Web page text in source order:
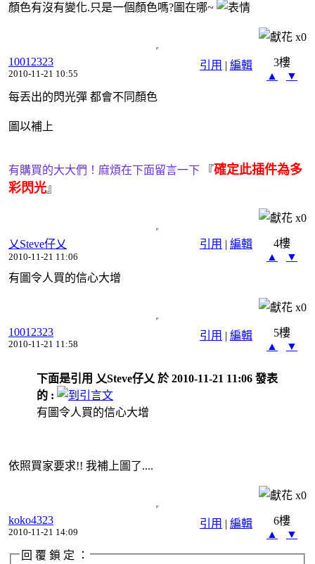
顏色有沒有變化.只是一個顏色嗎?圖在哪~
x0
引用 | 編輯
10012323
2010-11-21 10:55
3樓
▲
▼
每丟出的閃光彈 都會不同顏色
圖以補上
有購買的大大們！麻煩在下面留言一下 『確定此插件為多
彩閃光』
x0
引用 | 編輯
乂Steve仔乂
2010-11-21 11:06
4樓
▲
▼
有圖令人買的信心大增
x0
引用 | 編輯
10012323
2010-11-21 11:58
5樓
▲
▼
下面是引用 乂Steve仔乂 於 2010-11-21 11:06 發表
的 :
有圖令人買的信心大增
依照買家要求!! 我補上圖了....
x0
引用 | 編輯
koko4323
2010-11-21 14:09
6樓
▲
▼
回 覆 鎖 定 ：